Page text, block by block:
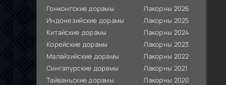
Гонконгские дорамы
Индонезийские дорамы
Китайские дорамы
Корейские дорамы
Малайзийские дорамы
Сингапурские дорамы
Тайваньские дорамы
Лакорны 2026
Лакорны 2025
Лакорны 2024
Лакорны 2023
Лакорны 2022
Лакорны 2021
Лакорны 2020